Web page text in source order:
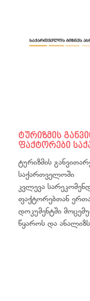
ტურიზმის
ფაქტორები
ტურიზმის
საქართველოში
კვლევა
ფაქტორებთან
დოკუმენტში
წყაროს და